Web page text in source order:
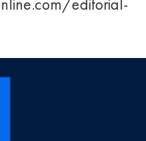
editorial-